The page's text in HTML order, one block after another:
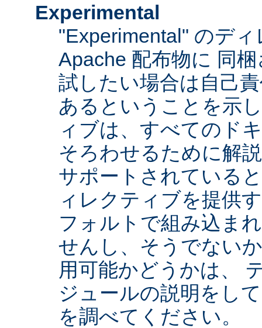
Experimental
"Experimental" のデ
Apache 配布物に 同
試したい場合は自己
あるということを示
ィブは、すべてのド
そろわせるために解
サポートされている
ィレクティブを提供
フォルトで組み込ま
せんし、そうでない
用可能かどうかは、
ジュールの説明をし
を調べてください。